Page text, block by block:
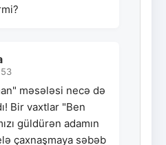
məsələsi necə də
Bir vaxtlar "Ben
güldürən adamın
çaxnaşmaya səbəb